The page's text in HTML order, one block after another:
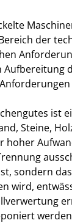
der
Aufbereitung
ist
Steine,
hoher
sondern
wird,